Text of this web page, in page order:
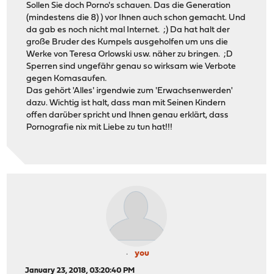
Sollen Sie doch Porno's schauen. Das die Generation
(mindestens die 8) ) vor Ihnen auch schon gemacht. Und
da gab es noch nicht mal Internet. ;) Da hat halt der
große Bruder des Kumpels ausgeholfen um uns die
Werke von Teresa Orlowski usw. näher zu bringen. ;D
Sperren sind ungefähr genau so wirksam wie Verbote
gegen Komasaufen.
Das gehört 'Alles' irgendwie zum 'Erwachsenwerden'
dazu. Wichtig ist halt, dass man mit Seinen Kindern
offen darüber spricht und Ihnen genau erklärt, dass
Pornografie nix mit Liebe zu tun hat!!!
you
January 23, 2018, 03:20:40 PM